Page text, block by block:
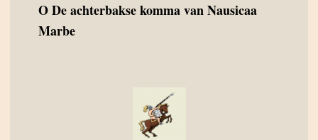
ODe achterbakse komma van Nausicaa
Marbe